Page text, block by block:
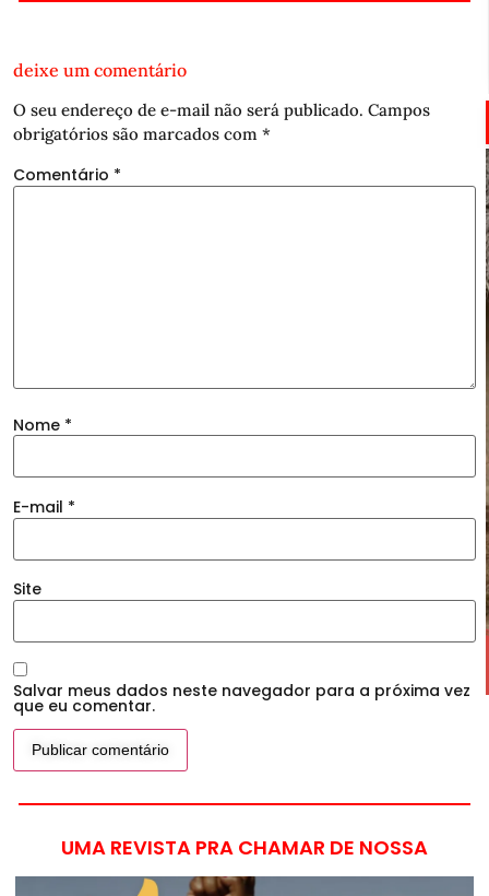
deixe um comentário
O seu endereço de e-mail não será publicado. Campos
obrigatórios são marcados com *
Comentário *
Nome *
E-mail *
Site
Salvar meus dados neste navegador para a próxima vez
que eu comentar.
UMA REVISTA PRA CHAMAR DE NOSSA